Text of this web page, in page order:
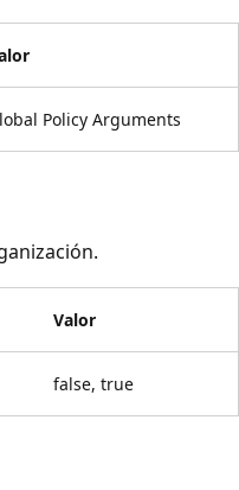
Policy Arguments
Valor
false, true